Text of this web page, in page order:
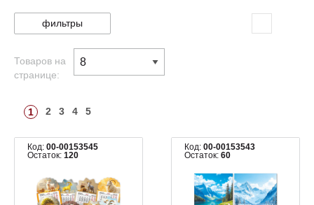
фильтры
Товаров на
странице:
1 2 3 4 5
Код: 00-00153545
Остаток: 120
Код:00-00153543
Остаток:60